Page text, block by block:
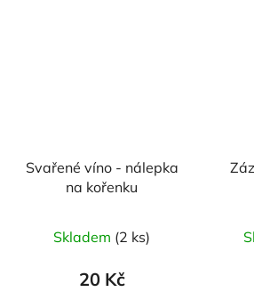
Svařené víno - nálepka
na kořenku
Skladem (2 ks)
20 Kč